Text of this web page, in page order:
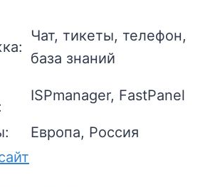
Чат, тикеты, телефон,
база знаний
ISPmanager, FastPanel
Европа, Россия